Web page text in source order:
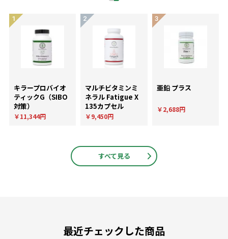
キラープロバイオ
ティックG（SIBO
対策）
￥11,344円
マルチビタミンミ
ネラル Fatigue X
135カプセル
￥9,450円
亜鉛 プラス
￥2,688円
すべて見る
最近チェックした商品